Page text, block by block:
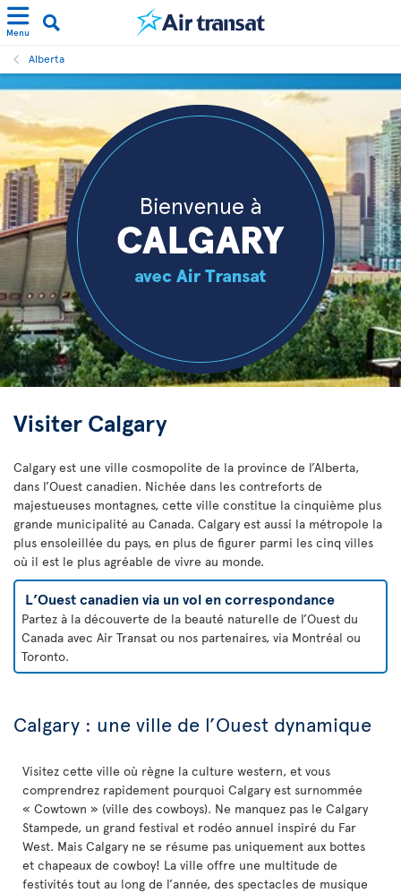
Menu
Alberta
Visiter Calgary
Calgary est une ville cosmopolite de la province de l’Alberta,
dans l’Ouest canadien. Nichée dans les contreforts de
majestueuses montagnes, cette ville constitue la cinquième plus
grande municipalité au Canada. Calgary est aussi la métropole la
plus ensoleillée du pays, en plus de figurer parmi les cinq villes
où il est le plus agréable de vivre au monde.
L’Ouest canadien via un vol en correspondance
Partez à la découverte de la beauté naturelle de l’Ouest du
Canada avec Air Transat ou nos partenaires, via Montréal ou
Toronto.
Calgary : une ville de l’Ouest dynamique
Visitez cette ville où règne la culture western, et vous
comprendrez rapidement pourquoi Calgary est surnommée
« Cowtown » (ville des cowboys). Ne manquez pas le Calgary
Stampede, un grand festival et rodéo annuel inspiré du Far
West. Mais Calgary ne se résume pas uniquement aux bottes
et chapeaux de cowboy! La ville offre une multitude de
festivités tout au long de l’année, des spectacles de musique